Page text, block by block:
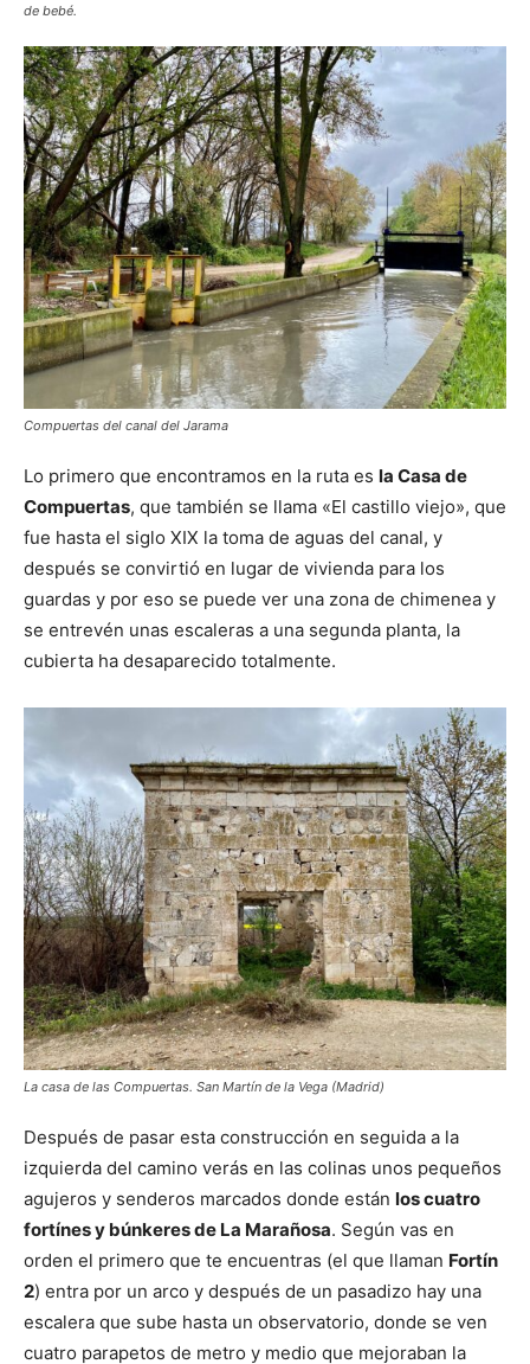
de bebé.
Compuertas del canal del Jarama
Lo primero que encontramos en la ruta es la Casa de
Compuertas, que también se llama «El castillo viejo», que
fue hasta el siglo XIX la toma de aguas del canal, y
después se convirtió en lugar de vivienda para los
guardas y por eso se puede ver una zona de chimenea y
se entrevén unas escaleras a una segunda planta, la
cubierta ha desaparecido totalmente.
La casa de las Compuertas. San Martín de la Vega (Madrid)
Después de pasar esta construcción en seguida a la
izquierda del camino verás en las colinas unos pequeños
agujeros y senderos marcados donde están los cuatro
fortínes y búnkeres de La Marañosa. Según vas en
orden el primero que te encuentras (el que llaman Fortín
2) entra por un arco y después de un pasadizo hay una
escalera que sube hasta un observatorio, donde se ven
cuatro parapetos de metro y medio que mejoraban la